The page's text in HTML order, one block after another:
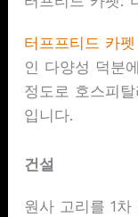
터프프티드 카펫
인 다양성 덕분
정도로 호스피
입니다.
건설
원사 고리를 1